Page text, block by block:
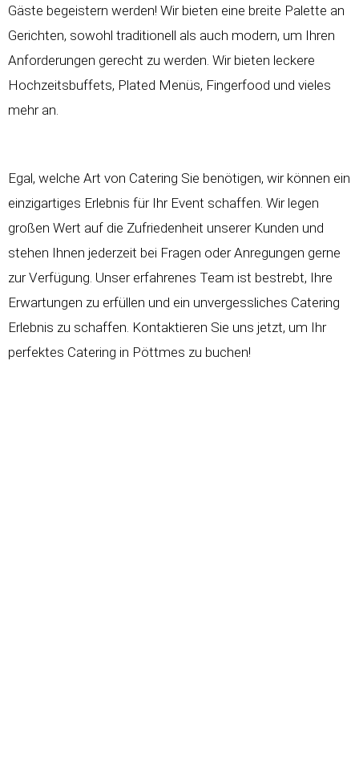
Gäste begeistern werden! Wir bieten eine breite Palette an
Gerichten, sowohl traditionell als auch modern, um Ihren
Anforderungen gerecht zu werden. Wir bieten leckere
Hochzeitsbuffets, Plated Menüs, Fingerfood und vieles
mehr an.
Egal, welche Art von Catering Sie benötigen, wir können ein
einzigartiges Erlebnis für Ihr Event schaffen. Wir legen
großen Wert auf die Zufriedenheit unserer Kunden und
stehen Ihnen jederzeit bei Fragen oder Anregungen gerne
zur Verfügung. Unser erfahrenes Team ist bestrebt, Ihre
Erwartungen zu erfüllen und ein unvergessliches Catering
Erlebnis zu schaffen. Kontaktieren Sie uns jetzt, um Ihr
perfektes Catering in Pöttmes zu buchen!